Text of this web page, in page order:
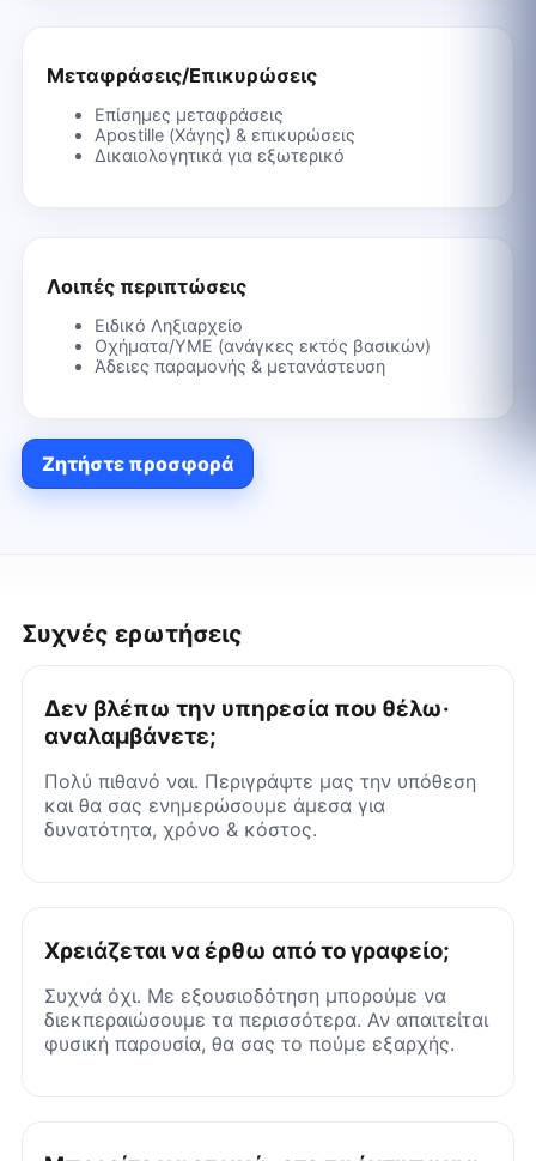
Μεταφράσεις/Επικυρώσεις
Επίσημες μεταφράσεις
Apostille (Χάγης) & επικυρώσεις
Δικαιολογητικά για εξωτερικό
Λοιπές περιπτώσεις
Ειδικό Ληξιαρχείο
Οχήματα/ΥΜΕ (ανάγκες εκτός βασικών)
Άδειες παραμονής & μετανάστευση
Ζητήστε προσφορά
Συχνές ερωτήσεις
Δεν βλέπω την υπηρεσία που θέλω·
αναλαμβάνετε;
Πολύ πιθανό ναι. Περιγράψτε μας την υπόθεση
και θα σας ενημερώσουμε άμεσα για
δυνατότητα, χρόνο & κόστος.
Χρειάζεται να έρθω από το γραφείο;
Συχνά όχι. Με εξουσιοδότηση μπορούμε να
διεκπεραιώσουμε τα περισσότερα. Αν απαιτείται
φυσική παρουσία, θα σας το πούμε εξαρχής.